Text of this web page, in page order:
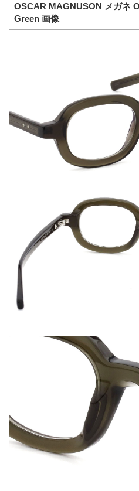
OSCAR MAGNUSON メガネ
Green 画像